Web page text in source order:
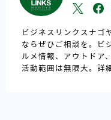
ビジネスリンクスナゴ
ならぜひご相談を。ビ
ルメ情報、アウトドア
活動範囲は無限大。詳